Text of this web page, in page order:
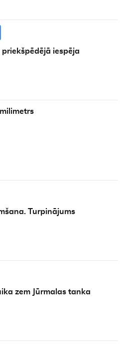
iespēja
Turpinājums
zem Jūrmalas tanka